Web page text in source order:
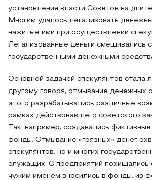
установления власти Советов на
Многим удалось легализовать
нажитые ими при осуществлении
Легализованные деньги смешивались с
государственными денежными
Основной задачей спекулянтов стала
другому говоря, отмывание денежных
этого разрабатывались различные
рамках действовавшего советского
Так, например, создавались
фонды. Отмывание «грязных» денег
спекулянтов, но и многих
служащих. С предприятий похищались
чужим именем вносились в фонды, из